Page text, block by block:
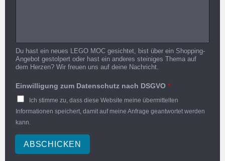
Du hast ein neues LEGO MOC gesichtet, bist über ein Shopping-
Angebot gestolpert oder hast ein anderes steiniges Thema auf
dem Herzen? Wir freuen uns auf deine Nachricht.
Einwilligung zum Datenschutz nach DSGVO *
Ich stimme zu, dass diese Website meine übermittelten
Informationen speichert, damit auf meine Anfrage geantwortet werden
kann.
ABSCHICKEN